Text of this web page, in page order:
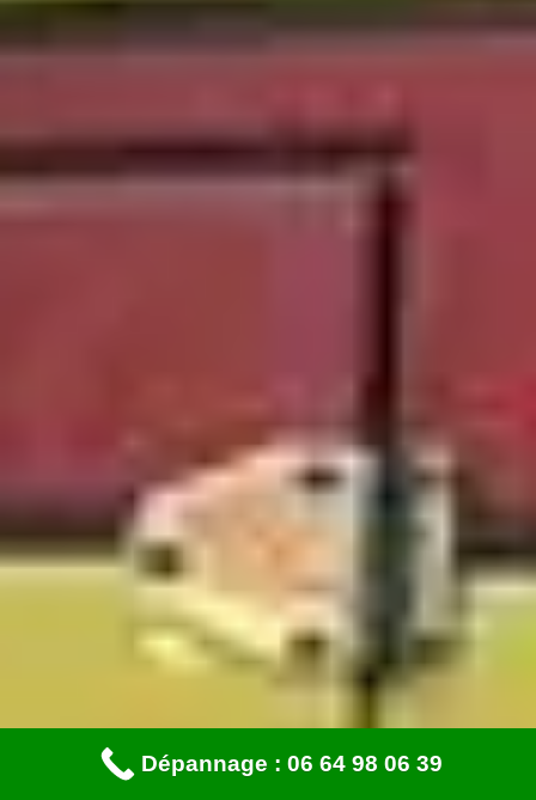
Dépannage : 06 64 98 06 39